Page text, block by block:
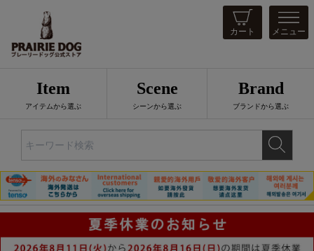
カート メニュー
Item
アイテムから選ぶ
Scene
シーンから選ぶ
Brand
ブランドから選ぶ